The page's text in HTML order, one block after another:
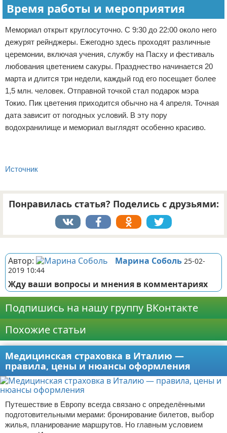
Время работы и мероприятия
Мемориал открыт круглосуточно. С 9:30 до 22:00 около него
дежурят рейнджеры. Ежегодно здесь проходят различные
церемонии, включая учения, службу на Пасху и фестиваль
любования цветением сакуры. Празднество начинается 20
марта и длится три недели, каждый год его посещает более
1,5 млн. человек. Отправной точкой стал подарок мэра
Токио. Пик цветения приходится обычно на 4 апреля. Точная
дата зависит от погодных условий. В эту пору
водохранилище и мемориал выглядят особенно красиво.
Источник
Понравилась статья? Поделись с друзьями:
Автор: Марина Соболь 25-02-
2019 10:44
Жду ваши вопросы и мнения в комментариях
Подпишись на нашу группу ВКонтакте
Похожие статьи
Медицинская страховка в Италию —
правила, цены и нюансы оформления
Путешествие в Европу всегда связано с определёнными
подготовительными мерами: бронирование билетов, выбор
жилья, планирование маршрутов. Но главным условием